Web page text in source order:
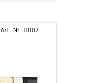
Art.-Nr.: 11007